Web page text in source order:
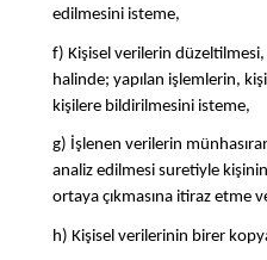
edilmesini isteme,
f) Kişisel verilerin
halinde; yapılan işlemlerin,
kişilere bildirilmesini isteme,
g) İşlenen verilerin
analiz edilmesi suretiyle
ortaya çıkmasına itiraz etme
h) Kişisel verilerinin birer